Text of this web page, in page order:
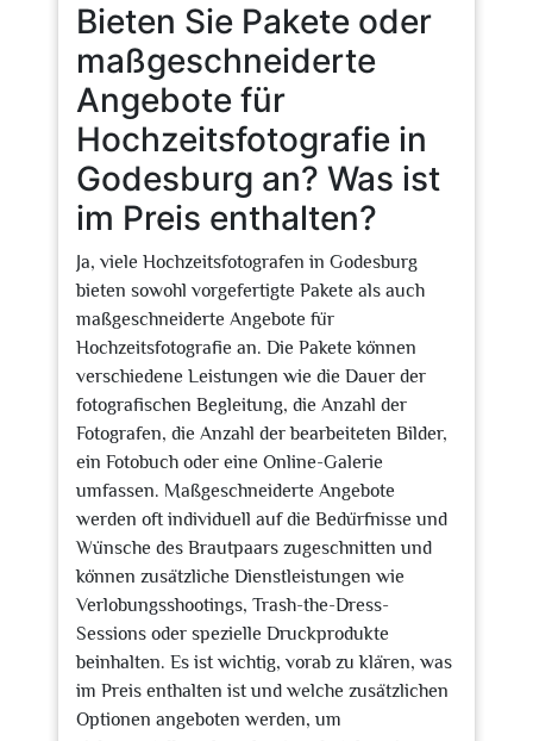
Bieten Sie Pakete oder
maßgeschneiderte
Angebote für
Hochzeitsfotografie in
Godesburg an? Was ist
im Preis enthalten?
Ja, viele Hochzeitsfotografen in Godesburg
bieten sowohl vorgefertigte Pakete als auch
maßgeschneiderte Angebote für
Hochzeitsfotografie an. Die Pakete können
verschiedene Leistungen wie die Dauer der
fotografischen Begleitung, die Anzahl der
Fotografen, die Anzahl der bearbeiteten Bilder,
ein Fotobuch oder eine Online-Galerie
umfassen. Maßgeschneiderte Angebote
werden oft individuell auf die Bedürfnisse und
Wünsche des Brautpaars zugeschnitten und
können zusätzliche Dienstleistungen wie
Verlobungsshootings, Trash-the-Dress-
Sessions oder spezielle Druckprodukte
beinhalten. Es ist wichtig, vorab zu klären, was
im Preis enthalten ist und welche zusätzlichen
Optionen angeboten werden, um